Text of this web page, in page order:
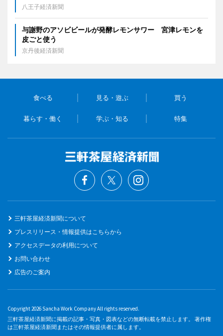
八王子経済新聞
与謝野のアソビビールが発酵レモンサワー 宮津レモンを
皮ごと使う
京丹後経済新聞
食べる 見る・遊ぶ 買う
暮らす・働く 学ぶ・知る 特集
三軒茶屋経済新聞について
プレスリリース・情報提供はこちらから
アクセスデータの利用について
お問い合わせ
広告のご案内
Copyright 2026 Sancha Work Company All rights reserved.
三軒茶屋経済新聞に掲載の記事・写真・図表などの無断転載を禁止します。 著作権
は三軒茶屋経済新聞またはその情報提供者に属します。